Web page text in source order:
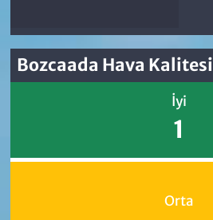
Bozcaada Hava Kalitesi
İyi
1
Orta